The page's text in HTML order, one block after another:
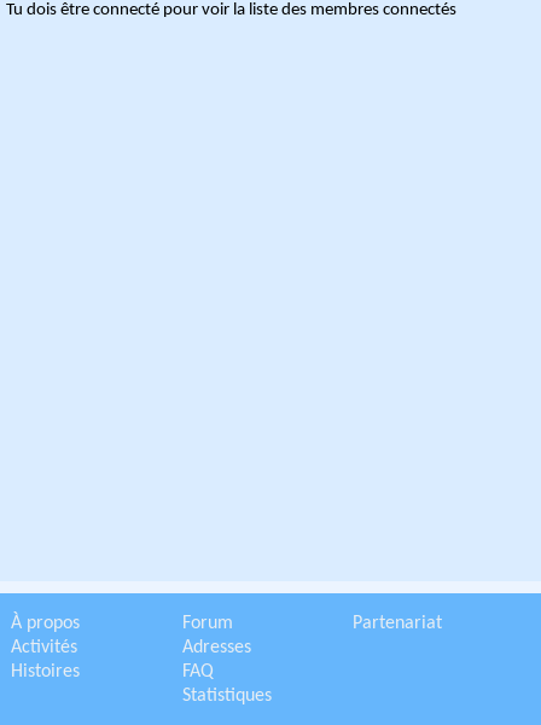
Tu dois être connecté pour voir la liste des membres connectés
À propos
Activités
Histoires
Forum
Adresses
FAQ
Statistiques
Partenariat